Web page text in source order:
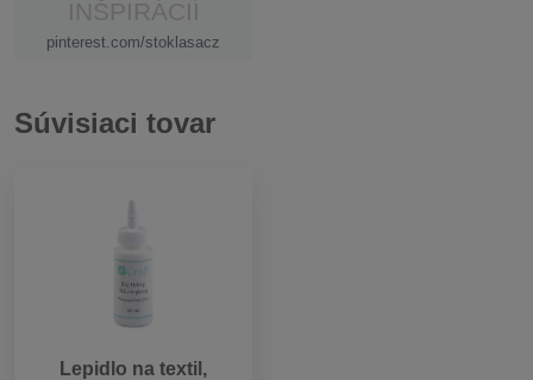
pinterest.com/stoklasacz
Súvisiaci tovar
Lepidlo na textil,